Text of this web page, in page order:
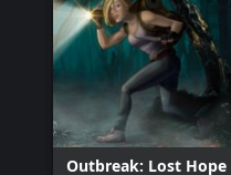
Outbreak: Lost Hope